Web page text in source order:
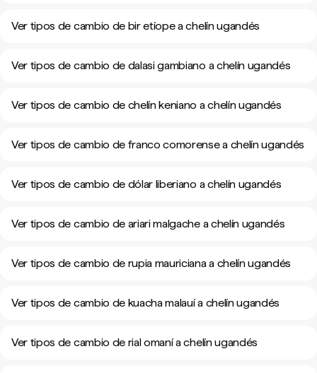
Ver tipos de cambio de bir etíope a chelín ugandés
Ver tipos de cambio de dalasi gambiano a chelín ugandés
Ver tipos de cambio de chelín keniano a chelín ugandés
Ver tipos de cambio de franco comorense a chelín ugandés
Ver tipos de cambio de dólar liberiano a chelín ugandés
Ver tipos de cambio de ariari malgache a chelín ugandés
Ver tipos de cambio de rupia mauriciana a chelín ugandés
Ver tipos de cambio de kuacha malauí a chelín ugandés
Ver tipos de cambio de rial omaní a chelín ugandés